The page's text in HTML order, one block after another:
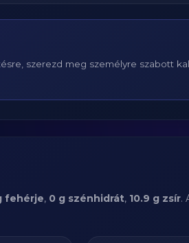
szerezd meg személyre szabott
fehérje, 0 g szénhidrát, 10.9 g zsír.